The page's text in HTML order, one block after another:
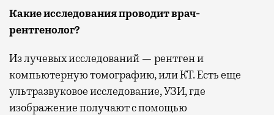
Какие исследования проводит врач-
рентгенолог?
Из лучевых исследований — рентген и
компьютерную томографию, или КТ. Есть еще
ультразвуковое исследование, УЗИ, где
изображение получают с помощью